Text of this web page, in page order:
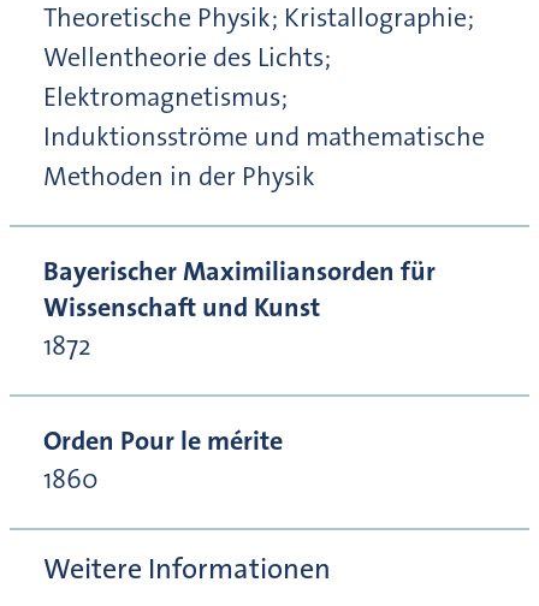
Theoretische Physik; Kristallographie;
Wellentheorie des Lichts;
Elektromagnetismus;
Induktionsströme und mathematische
Methoden in der Physik
Bayerischer Maximiliansorden für
Wissenschaft und Kunst
1872
Orden Pour le mérite
1860
Weitere Informationen